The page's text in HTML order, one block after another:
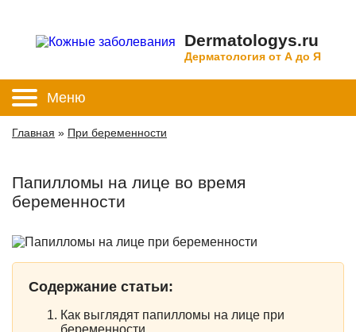
Dermatologys.ru
Дерматология от А до Я
Меню
Главная » При беременности
Папилломы на лице во время
беременности
Содержание статьи:
Как выглядят папилломы на лице при
беременности